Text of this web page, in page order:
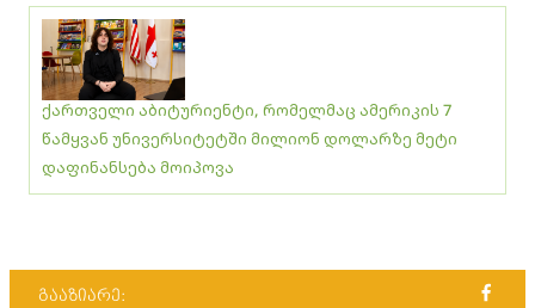
ქართველი აბიტურიენტი, რომელმაც ამერიკის 7
წამყვან უნივერსიტეტში მილიონ დოლარზე მეტი
დაფინანსება მოიპოვა
გააზიარე: